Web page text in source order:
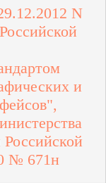
N
и
№ 671н